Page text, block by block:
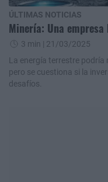
ÚLTIMAS NOTICIAS
Minería: Una
3 min | 21/03/2025
La energía terrestre podría
pero se cuestiona si la
desafíos.